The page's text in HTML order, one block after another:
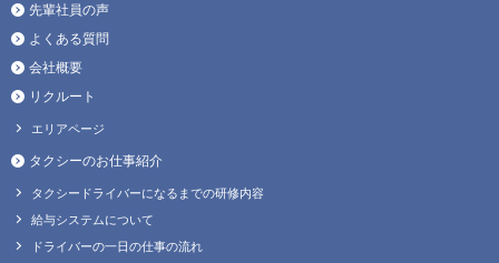
先輩社員の声
よくある質問
会社概要
リクルート
エリアページ
タクシーのお仕事紹介
タクシードライバーになるまでの研修内容
給与システムについて
ドライバーの一日の仕事の流れ